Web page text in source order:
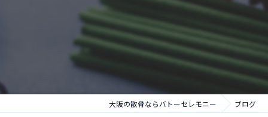
大阪の散骨ならバトーセレモニー ブログ